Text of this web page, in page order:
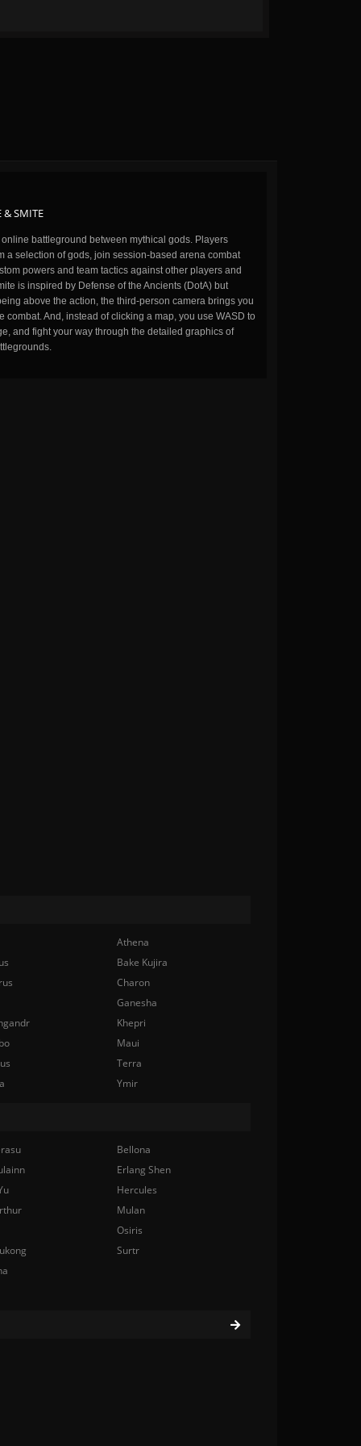
& SMITE
battleground between mythical gods. Players
a selection of gods, join session-based arena combat
powers and team tactics against other players and
is inspired by Defense of the Ancients (DotA) but
above the action, the third-person camera brings you
combat. And, instead of clicking a map, you use WASD to
and fight your way through the detailed graphics of
Athena
Bake Kujira
Charon
Ganesha
Khepri
Maui
Terra
Ymir
Bellona
Erlang Shen
Hercules
Mulan
Osiris
Surtr